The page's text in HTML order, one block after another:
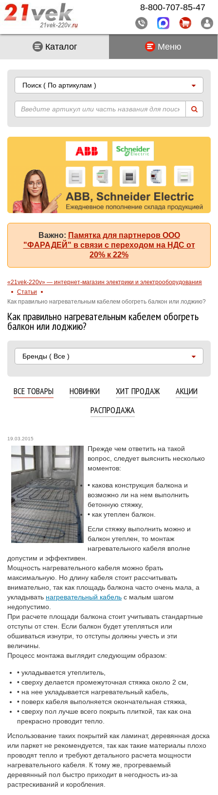
Каталог Меню
Поиск ( По артикулам )
Важно: Памятка для партнеров ООО
"ФАРАДЕЙ" в связи с переходом на НДС от
20% к 22%
«21vek-220v» — интернет-магазин электрики и электрооборудования
Статьи
Как правильно нагревательным кабелем обогреть балкон или лоджию?
Как правильно нагревательным кабелем обогреть
балкон или лоджию?
Бренды ( Все )
ВСЕ ТОВАРЫ НОВИНКИ ХИТ ПРОДАЖ
АКЦИИ
РАСПРОДАЖА
19.03.2015
Прежде чем ответить на такой
вопрос, следует выяснить несколько
моментов:
• какова конструкция балкона и
возможно ли на нем выполнить
бетонную стяжку,
• как утеплен балкон.
Если стяжку выполнить можно и
балкон утеплен, то монтаж
нагревательного кабеля вполне
допустим и эффективен.
Мощность нагревательного кабеля можно брать
максимальную. Но длину кабеля стоит рассчитывать
внимательно, так как площадь балкона часто очень мала, а
укладывать нагревательный кабель с малым шагом
недопустимо.
При расчете площади балкона стоит учитывать стандартные
отступы от стен. Если балкон будет утепляться или
обшиваться изнутри, то отступы должны учесть и эти
величины.
Процесс монтажа выглядит следующим образом:
• укладывается утеплитель,
• сверху делается промежуточная стяжка около 2 см,
• на нее укладывается нагревательный кабель,
• поверх кабеля выполняется окончательная стяжка,
• сверху пол лучше всего покрыть плиткой, так как она
прекрасно проводит тепло.
Использование таких покрытий как ламинат, деревянная доска
или паркет не рекомендуется, так как такие материалы плохо
проводят тепло и требуют детального расчета мощности
нагревательного кабеля. К тому же, прогреваемый
деревянный пол быстро приходит в негодность из-за
растрескиваний и коробления.
8-800-707-85-47